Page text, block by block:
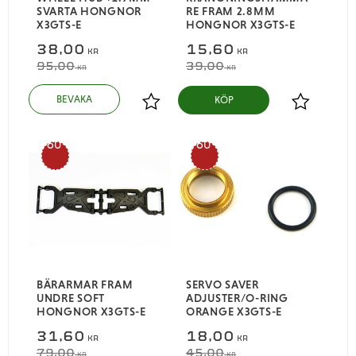
SVARTA HONGNOR
X3GTS-E
38,00 KR
95,00KR
Lägg till i favoriter
RE FRAM 2.8MM
HONGNOR X3GTS-E
15,60 KR
39,00KR
Lägg till i
KÖP
BÄRARMAR FRAM
UNDRE SOFT
HONGNOR X3GTS-E
31,60 KR
79,00KR
60
%
SERVO SAVER
ADJUSTER/O-RING
ORANGE X3GTS-E
18,00 KR
45,00KR
60
%